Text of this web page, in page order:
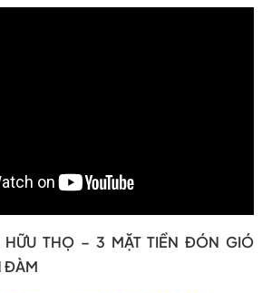
HỮU THỌ – 3 MẶT TIỀN ĐÓN GIÓ
ĐÀM